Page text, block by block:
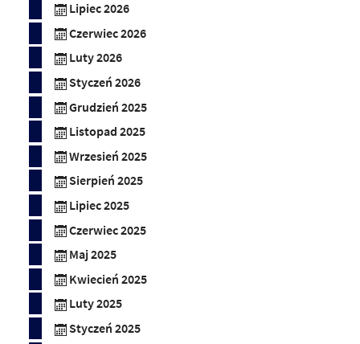
Lipiec 2026
Czerwiec 2026
Luty 2026
Styczeń 2026
Grudzień 2025
Listopad 2025
Wrzesień 2025
Sierpień 2025
Lipiec 2025
Czerwiec 2025
Maj 2025
Kwiecień 2025
Luty 2025
Styczeń 2025